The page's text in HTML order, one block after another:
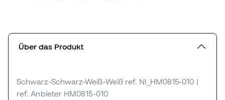
Über das Produkt
Schwarz-Schwarz-Weiß-Weiß ref. NI_HM0815-010 |
ref. Anbieter HM0815-010